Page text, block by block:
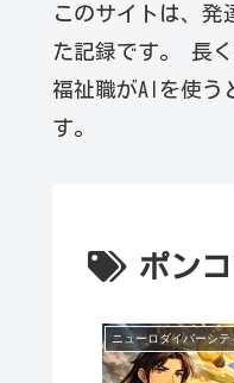
このサイトは、発
た記録です。 長
福祉職がAIを使う
す。
ポン
ニューロダイバーシテ